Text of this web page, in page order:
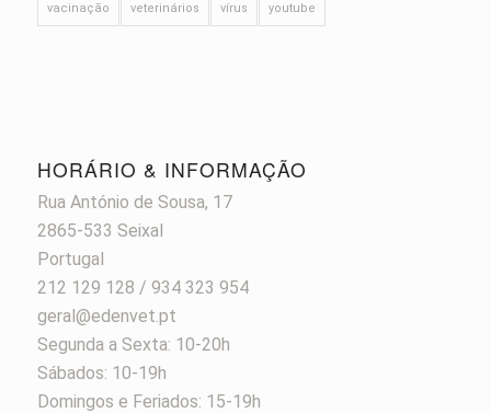
vacinação veterinários vírus youtube
HORÁRIO & INFORMAÇÃO
Rua António de Sousa, 17
2865-533 Seixal
Portugal
212 129 128 / 934 323 954
geral@edenvet.pt
Segunda a Sexta: 10-20h
Sábados: 10-19h
Domingos e Feriados: 15-19h